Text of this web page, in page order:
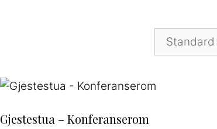
Gjestestua – Konferanserom